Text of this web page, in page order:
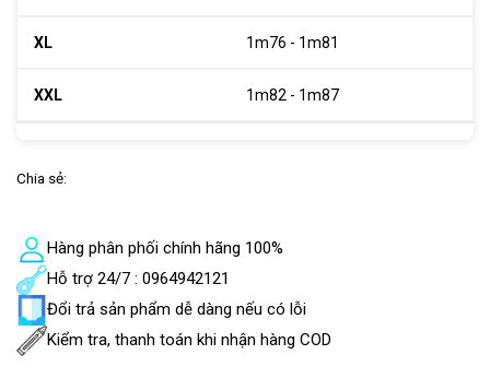
1m76 - 1m81
1m82 - 1m87
Chia sẻ:
Hàng phân phối chính hãng 100%
Hỗ trợ 24/7 : 0964942121
Đổi trả sản phẩm dễ dàng nếu có lỗi
Kiểm tra, thanh toán khi nhận hàng COD